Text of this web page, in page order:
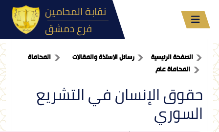
فرع دمشق
الصفحة الرئيسية رسائل الاستذة والمقالات
المحاماة
المحاماة عام
حقوق الإنسان في التشريع
السوري